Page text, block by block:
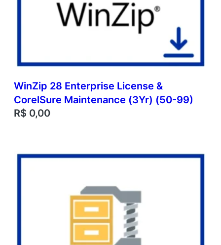
WinZip 28 Enterprise License &
CorelSure Maintenance (3Yr) (50-99)
R$ 0,00